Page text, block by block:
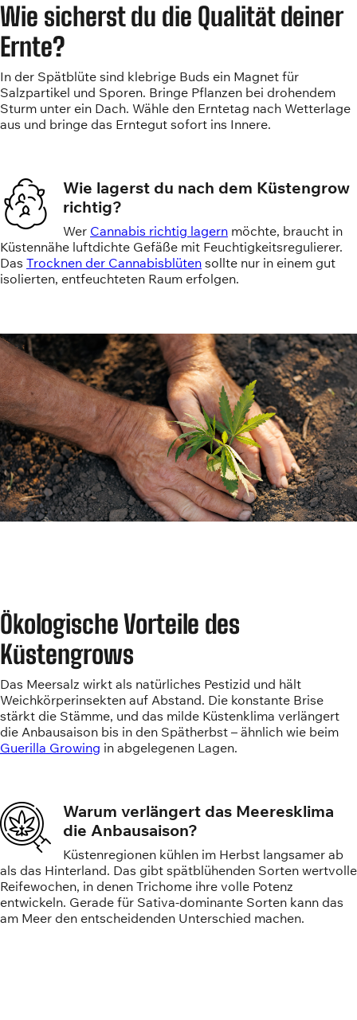
Wie sicherst du die Qualität deiner
Ernte?
In der Spätblüte sind klebrige Buds ein Magnet für
Salzpartikel und Sporen. Bringe Pflanzen bei drohendem
Sturm unter ein Dach. Wähle den Erntetag nach Wetterlage
aus und bringe das Erntegut sofort ins Innere.
Wie lagerst du nach dem Küstengrow
richtig?
Wer Cannabis richtig lagern möchte, braucht in
Küstennähe luftdichte Gefäße mit Feuchtigkeitsregulierer.
Das Trocknen der Cannabisblüten sollte nur in einem gut
isolierten, entfeuchteten Raum erfolgen.
Ökologische Vorteile des
Küstengrows
Das Meersalz wirkt als natürliches Pestizid und hält
Weichkörperinsekten auf Abstand. Die konstante Brise
stärkt die Stämme, und das milde Küstenklima verlängert
die Anbausaison bis in den Spätherbst – ähnlich wie beim
Guerilla Growing in abgelegenen Lagen.
Warum verlängert das Meeresklima
die Anbausaison?
Küstenregionen kühlen im Herbst langsamer ab
als das Hinterland. Das gibt spätblühenden Sorten wertvolle
Reifewochen, in denen Trichome ihre volle Potenz
entwickeln. Gerade für Sativa-dominante Sorten kann das
am Meer den entscheidenden Unterschied machen.